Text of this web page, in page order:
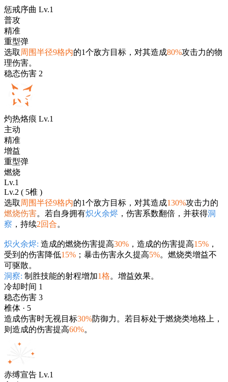
惩戒序曲 Lv.1
普攻
精准
重型弹
选取 周围半径9格内的1个敌方目标，对其造成80%攻击力的物
理伤害。
稳态伤害 2
灼热烙痕 Lv.1
主动
精准
增益
重型弹
燃烧
Lv.1
Lv.2 ( 5椎 )
选取 周围半径9格内的1个敌方目标，对其造成130%攻击力的
燃烧伤害。若自身拥有炽火余烬 ，伤害系数翻倍，并获得洞
察 ，持续2回合。
炽火余烬: 造成的燃烧伤害提高30% ，造成的伤害提高15% ，
受到的伤害降低15% ；暴击伤害永久提高5%。燃烧类增益不
可驱散。
洞察: 制胜技能的射程增加1格。增益效果。
冷却时间 1
稳态伤害 3
椎体 · 5
造成伤害时无视目标30%防御力。若目标处于燃烧类地格上，
则造成的伤害提高60%。
赤缚宣告 Lv.1